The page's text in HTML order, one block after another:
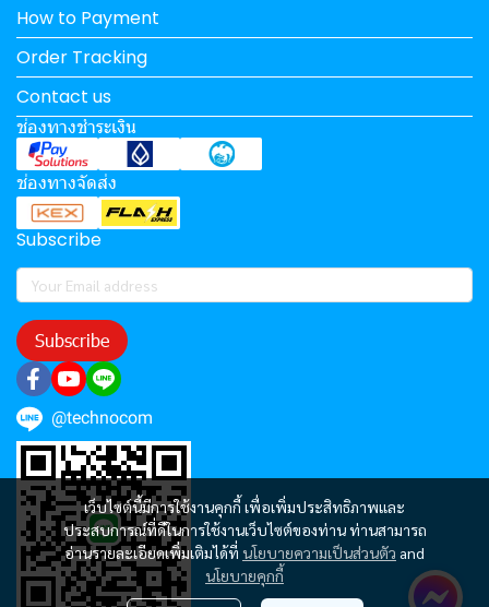
เว็บไซต์นี้มีการใช้งานคุกกี้ เพื่อเพิ่มประสิทธิภาพและ
ประสบการณ์ที่ดีในการใช้งานเว็บไซต์ของท่าน ท่านสามารถ
อ่านรายละเอียดเพิ่มเติมได้ที่ นโยบายความเป็นส่วนตัว and
นโยบายคุกกี้
How to Payment
Order Tracking
Contact us
ช่องทางชำระเงิน
ช่องทางจัดส่ง
Subscribe
Subscribe
@technocom